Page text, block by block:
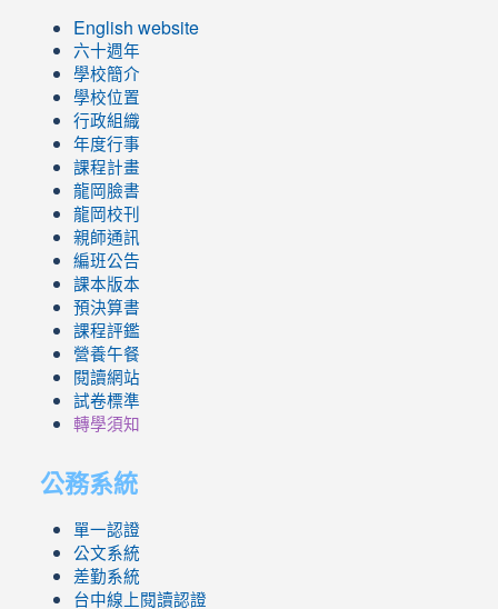
English website
六十週年
學校簡介
學校位置
行政組織
年度行事
課程計畫
龍岡臉書
龍岡校刊
親師通訊
編班公告
課本版本
預決算書
課程評鑑
營養午餐
閱讀網站
試卷標準
轉學須知
公務系統
單一認證
公文系統
差勤系統
台中線上閱讀認證